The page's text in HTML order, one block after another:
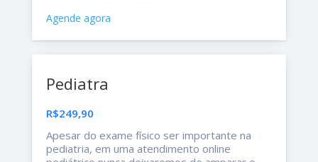
Agende agora
Pediatra
R$249,90
Apesar do exame físico ser importante na
pediatria, em uma atendimento online